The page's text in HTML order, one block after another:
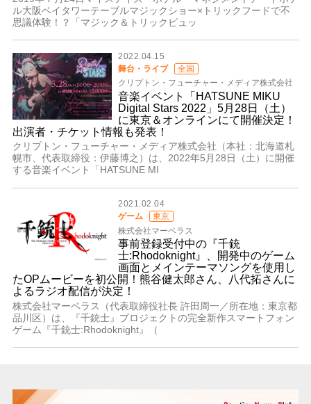
ル大阪ベイタワーテーブルマジックショー×トリックフードで不
思議体験！？「マジック＆トリックビュッ
2022.04.15
舞台・ライブ
全国
クリプトン・フューチャー・メディア株式会社
音楽イベント「HATSUNE MIKU
Digital Stars 2022」5月28日（土）
に東京＆オンラインにて開催決定！
出演者・チケット情報も発表！
クリプトン・フューチャー・メディア株式会社（本社：北海道札
幌市、代表取締役：伊藤博之）は、2022年5月28日（土）に開催
する音楽イベント「HATSUNE MI
2021.02.04
ゲーム
東京
株式会社マーベラス
事前登録受付中の『千銃
士:Rhodoknight』、開発中のゲーム
画面とメインテーマソングを使用し
たOPムービーを初公開！熊谷健太郎さん、八代拓さんに
よるラジオ配信が決定！
株式会社マーベラス（代表取締役社長 許田周一／所在地：東京都
品川区）は、『千銃士』プロジェクトの完全新作スマートフォン
ゲーム『千銃士:Rhodoknight』（